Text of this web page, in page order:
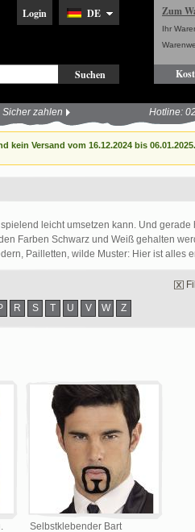
Suchen
Login DE Zum
Ihr
Sicher zahlen Hotline:
kein Versand vom 16.12.2024 bis 06.01.2025.
leicht umsetzen kann. Und
Farben Schwarz und Weiß gehalten
Pailletten, wilde Muster: Hier ist alles
R S T U V W Z
Selbstklebender Bart